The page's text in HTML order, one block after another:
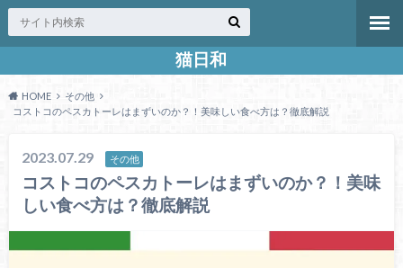
猫日和
HOME
その他
コストコのペスカトーレはまずいのか？！美味しい食べ方は？徹底解説
2023.07.29 その他
コストコのペスカトーレはまずいのか？！美味
しい食べ方は？徹底解説